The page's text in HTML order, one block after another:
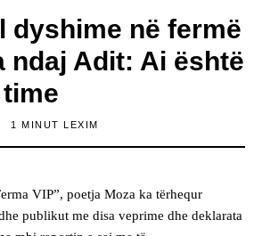
dyshime në fermë
ndaj Adit: Ai është
1 MINUT LEXIM
VIP”, poetja Moza ka tërhequr
publikut me disa veprime dhe deklarata